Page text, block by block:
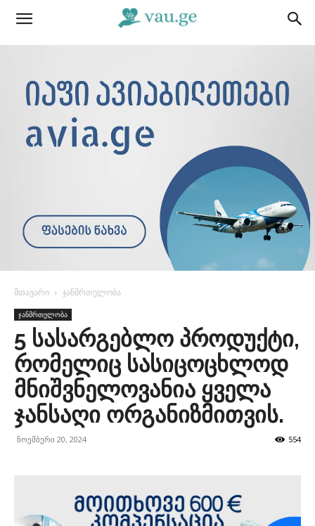
მთავარი ჯანმრთელობა
ჯანმრთელობა
5 სასარგებლო პროდუქტი,
რომელიც სასიცოცხლოდ
მნიშვნელოვანია ყველა
ჯანსაღი ორგანიზმითვის.
ნოემბერი 20, 2024 554